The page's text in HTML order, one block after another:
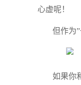
心虚呢！
但作为
如果你